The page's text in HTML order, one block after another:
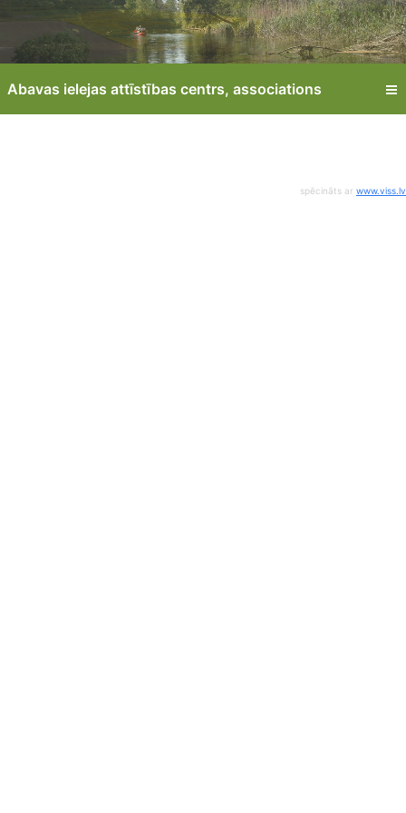
Abavas ielejas attīstības centrs, associations
spēcināts ar www.viss.lv